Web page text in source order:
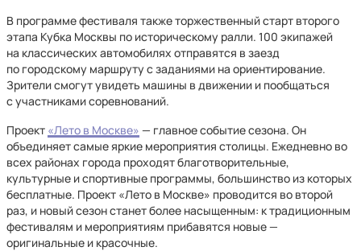
В программе фестиваля также торжественный старт второго
этапа Кубка Москвы по историческому ралли. 100 экипажей
на классических автомобилях отправятся в заезд
по городскому маршруту с заданиями на ориентирование.
Зрители смогут увидеть машины в движении и пообщаться
с участниками соревнований.
Проект «Лето в Москве» — главное событие сезона. Он
объединяет самые яркие мероприятия столицы. Ежедневно во
всех районах города проходят благотворительные,
культурные и спортивные программы, большинство из которых
бесплатные. Проект «Лето в Москве» проводится во второй
раз, и новый сезон станет более насыщенным: к традиционным
фестивалям и мероприятиям прибавятся новые —
оригинальные и красочные.